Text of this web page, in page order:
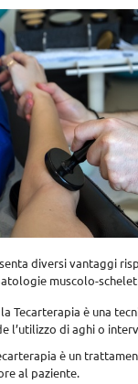
diversi vantaggi
muscolo-
Tecarterapia è una
l’utilizzo di aghi o
è un
al paziente.